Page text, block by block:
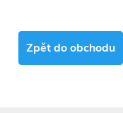
Zpět do obchodu